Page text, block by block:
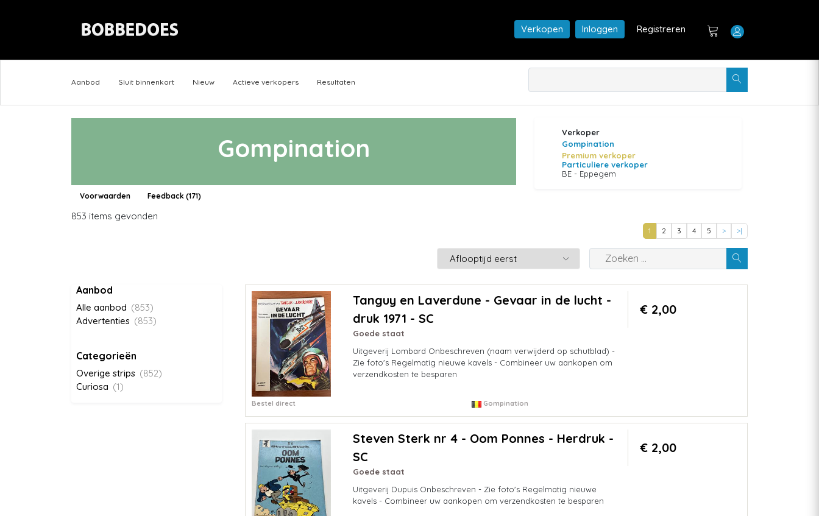
Verkopen Inloggen Registreren
Aanbod Sluit binnenkort Nieuw Actieve verkopers Resultaten
Gompination
Voorwaarden Feedback (171)
Verkoper
Gompination
Premium verkoper
Particuliere verkoper
BE - Eppegem
853 items gevonden
1 2 3 4 5 > >|
Aanbod
Alle aanbod (853)
Advertenties (853)
Categorieën
Overige strips (852)
Curiosa (1)
Tanguy en Laverdune - Gevaar in de lucht -
druk 1971 - SC
Goede staat
Uitgeverij Lombard Onbeschreven (naam verwijderd op schutblad) -
Zie foto's Regelmatig nieuwe kavels - Combineer uw aankopen om
verzendkosten te besparen
€ 2,00
Bestel direct Gompination
Steven Sterk nr 4 - Oom Ponnes - Herdruk -
SC
Goede staat
Uitgeverij Dupuis Onbeschreven - Zie foto's Regelmatig nieuwe
kavels - Combineer uw aankopen om verzendkosten te besparen
€ 2,00